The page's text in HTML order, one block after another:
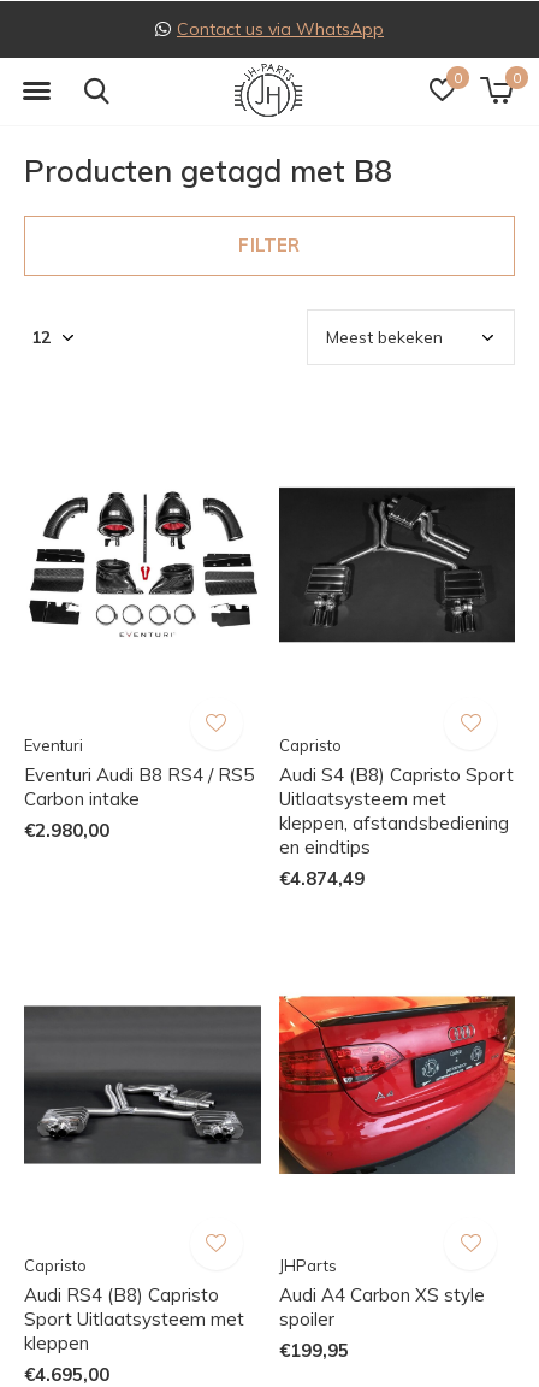
0 0
Contact us via WhatsApp
Producten getagd met B8
FILTER
Eventuri
Eventuri Audi B8 RS4 / RS5
Carbon intake
€2.980,00
Capristo
Audi S4 (B8) Capristo Sport
Uitlaatsysteem met
kleppen, afstandsbediening
en eindtips
€4.874,49
Capristo
Audi RS4 (B8) Capristo
Sport Uitlaatsysteem met
kleppen
€4.695,00
JHParts
Audi A4 Carbon XS style
spoiler
€199,95